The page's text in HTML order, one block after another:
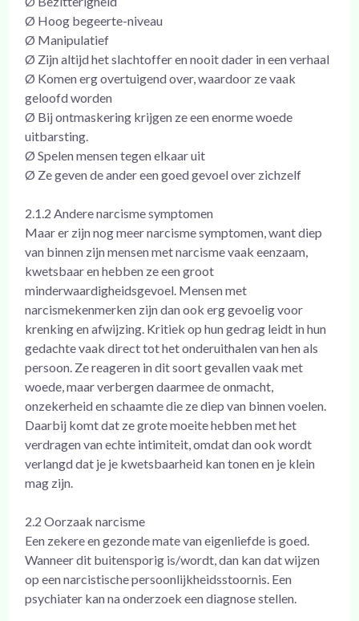
Ø Hoog begeerte-niveau
Ø Manipulatief
Ø Zijn altijd het slachtoffer en nooit dader in een verhaal
Ø Komen erg overtuigend over, waardoor ze vaak
geloofd worden
Ø Bij ontmaskering krijgen ze een enorme woede
uitbarsting.
Ø Spelen mensen tegen elkaar uit
Ø Ze geven de ander een goed gevoel over zichzelf
2.1.2 Andere narcisme symptomen
Maar er zijn nog meer narcisme symptomen, want diep
van binnen zijn mensen met narcisme vaak eenzaam,
kwetsbaar en hebben ze een groot
minderwaardigheidsgevoel. Mensen met
narcismekenmerken zijn dan ook erg gevoelig voor
krenking en afwijzing. Kritiek op hun gedrag leidt in hun
gedachte vaak direct tot het onderuithalen van hen als
persoon. Ze reageren in dit soort gevallen vaak met
woede, maar verbergen daarmee de onmacht,
onzekerheid en schaamte die ze diep van binnen voelen.
Daarbij komt dat ze grote moeite hebben met het
verdragen van echte intimiteit, omdat dan ook wordt
verlangd dat je je kwetsbaarheid kan tonen en je klein
mag zijn.
2.2 Oorzaak narcisme
Een zekere en gezonde mate van eigenliefde is goed.
Wanneer dit buitensporig is/wordt, dan kan dat wijzen
op een narcistische persoonlijkheidsstoornis. Een
psychiater kan na onderzoek een diagnose stellen.